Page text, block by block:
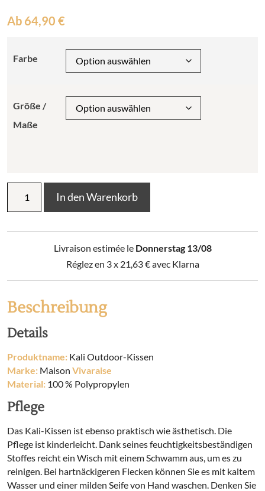
Ab 64,90 €
Farbe
Größe /
Maße
Outdoor
In den Warenkorb
Livraison estimée le Donnerstag 13/08
Réglez en 3 x 21,63€avec Klarna
Beschreibung
Details
Produktname: Kali Outdoor-Kissen
Marke: Maison Vivaraise
Material: 100 % Polypropylen
Pflege
Das Kali-Kissen ist ebenso praktisch wie ästhetisch. Die
Pflege ist kinderleicht. Dank seines feuchtigkeitsbeständigen
Stoffes reicht ein Wisch mit einem Schwamm aus, um es zu
reinigen. Bei hartnäckigeren Flecken können Sie es mit kaltem
Wasser und einer milden Seife von Hand waschen. Denken Sie